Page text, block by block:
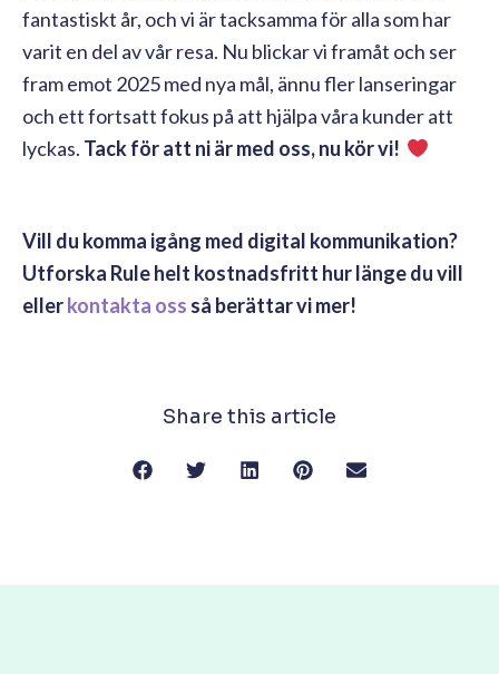
fantastiskt år, och vi är tacksamma för alla som har
varit en del av vår resa. Nu blickar vi framåt och ser
fram emot 2025 med nya mål, ännu fler lanseringar
och ett fortsatt fokus på att hjälpa våra kunder att
lyckas. Tack för att ni är med oss, nu kör vi!
Vill du komma igång med digital kommunikation?
Utforska Rule helt kostnadsfritt hur länge du vill
ellerkontakta oss så berättar vi mer!
Share this article